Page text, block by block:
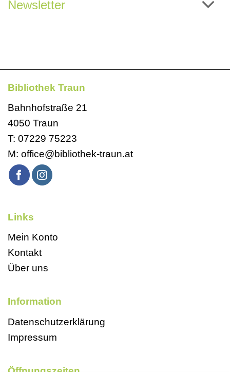
Newsletter
Bibliothek Traun
Bahnhofstraße 21
4050 Traun
T: 07229 75223
M: office@bibliothek-traun.at
Links
Mein Konto
Kontakt
Über uns
Information
Datenschutzerklärung
Impressum